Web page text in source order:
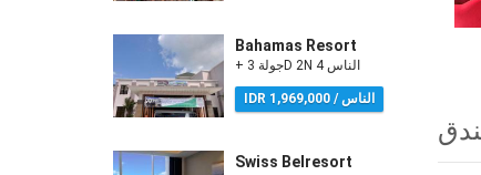
Bahamas Resort
+ جولة 3D 2N 4 الناس
IDR 1,969,000 / الناس
Swiss Belresort